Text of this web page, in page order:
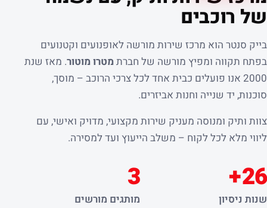
של רוכבים
בייק סנטר הוא מרכז שירות מורשה לאופנועים וקטנועים
בפתח תקווה ומפיץ מורשה של חברת מטרו מוטור. מאז שנת
2000 אנו פועלים כבית אחד לכל צרכי הרוכב – מוסך,
סוכנות, יד שנייה וחנות אביזרים.
צוות ותיק ומנוסה מעניק שירות מקצועי, מדויק ואישי, עם
ליווי מלא לכל לקוח – משלב הייעוץ ועד למסירה.
26+
שנות ניסיון
3
מותגים מורשים